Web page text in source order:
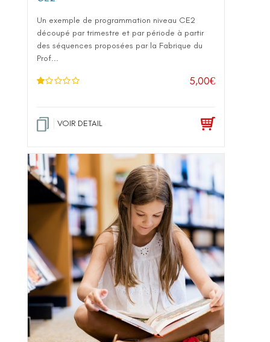
Un exemple de programmation niveau CE2
découpé par trimestre et par période à partir
des séquences proposées par la Fabrique du
Prof...
.0
5,00€
VOIR DETAIL